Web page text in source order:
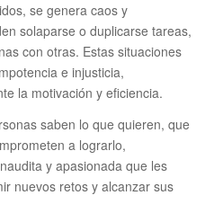
se genera caos y
solaparse o duplicarse tareas,
con otras. Estas situaciones
e injusticia,
la motivación y eficiencia.
saben lo que quieren, que
a lograrlo,
y apasionada que les
nuevos retos y alcanzar sus